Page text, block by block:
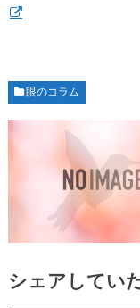
眼のコラム
シェアしてい